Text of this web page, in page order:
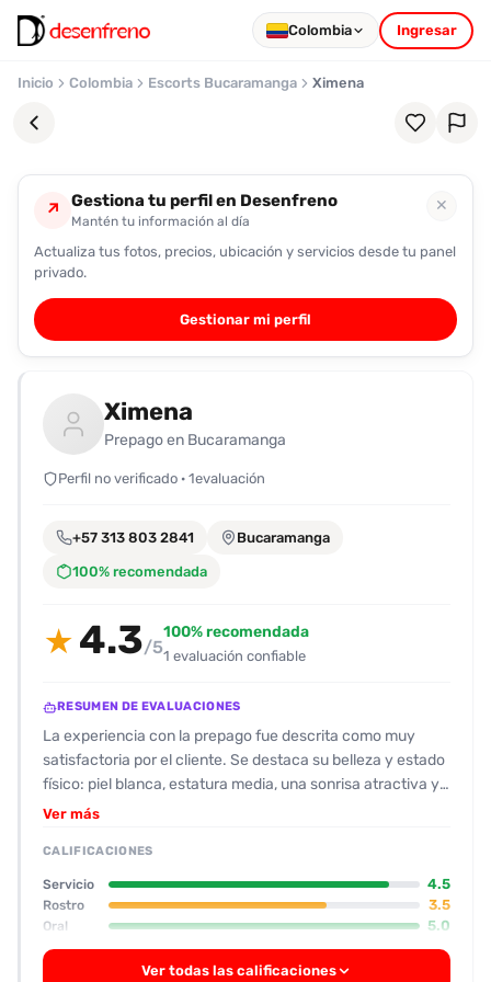
Colombia Ingresar
Inicio Colombia Escorts Bucaramanga Ximena
Favoritos
Pronto
podrás
registrarte
guardar
favoritas
para
fácilmente.
↗ Gestiona tu perfil en Desenfreno
Mantén tu información al día
✕
Actualiza tus fotos, precios, ubicación y servicios desde tu panel
privado.
Gestionar mi perfil
Ximena
Prepago en Bucaramanga
Perfil no verificado · 1evaluación
+57 313 803 2841 Bucaramanga
100% recomendada
★ 4.3/5
100% recomendada
1 evaluación confiable
RESUMEN DE EVALUACIONES
La experiencia con la prepago fue descrita como muy
satisfactoria por el cliente. Se destaca su belleza y estado
físico: piel blanca, estatura media, una sonrisa atractiva y
senos operados que se describen como “muy ricos”. La
que la prepago se cuida mucho, llegando impecable y con
una higiene personal excelente. En cuanto a su actitud, se
percibe como amable y sencilla, lo que facilita la
conversación y rompe el hielo sin esfuerzo. El servicio oral
se destaca como uno de los puntos fuertes, considerado
entre los mejores por el cliente, con buena duración y una
Ver más
CALIFICACIONES
Servicio 4.5
Rostro 3.5
Oral 5.0
Ver todas las calificaciones